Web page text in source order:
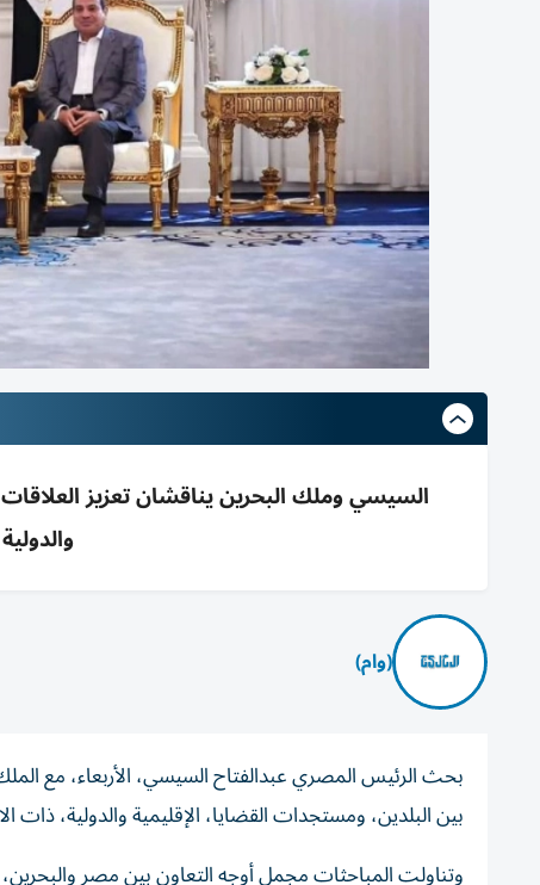
السيسي وملك البحرين يناقشان تعزيز العلاقات
(وام)
بحث الرئيس المصري عبدالفتاح السيسي، الأربعاء، مع
بين البلدين، ومستجدات القضايا، الإقليمية والدولية،
وتناولت المباحثات مجمل أوجه التعاون بين مصر